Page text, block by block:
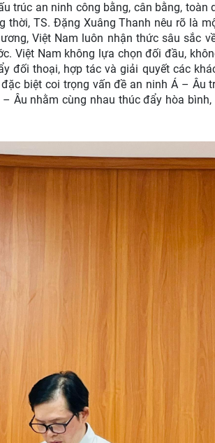
trúc an ninh công bằng, cân bằng, toàn
TS. Đặng Xuâng Thanh nêu rõ là
Việt Nam luôn nhận thức sâu sắc
Việt Nam không lựa chọn đối đầu,
đối thoại, hợp tác và giải quyết các
biệt coi trọng vấn đề an ninh Á – Âu
Âu nhằm cùng nhau thúc đẩy hòa bình,